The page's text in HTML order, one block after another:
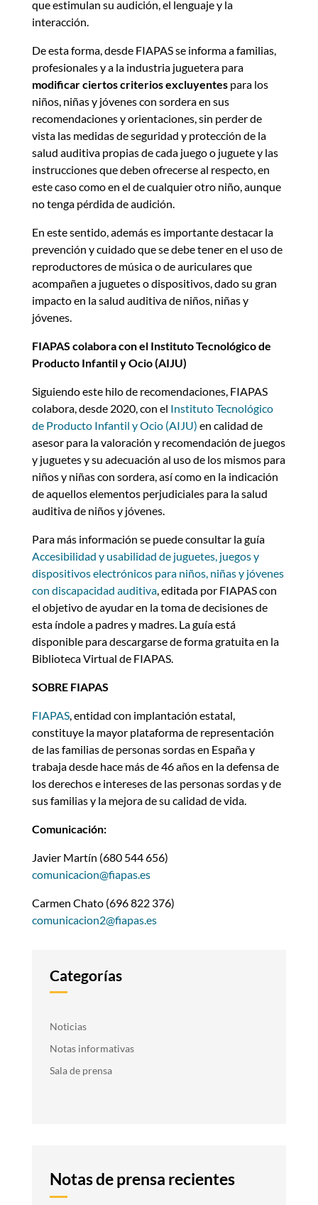
que estimulan su audición, el lenguaje y la
interacción.
De esta forma, desde FIAPAS se informa a familias,
profesionales y a la industria juguetera para
modificar ciertos criterios excluyentespara los
niños, niñas y jóvenes con sordera en sus
recomendaciones y orientaciones, sin perder de
vista las medidas de seguridad y protección de la
salud auditiva propias de cada juego o juguete y las
instrucciones que deben ofrecerse al respecto, en
este caso como en el de cualquier otro niño, aunque
no tenga pérdida de audición.
En este sentido, además es importante destacar la
prevención y cuidado que se debe tener en el uso de
reproductores de música o de auriculares que
acompañen a juguetes o dispositivos, dado su gran
impacto en la salud auditiva de niños, niñas y
jóvenes.
FIAPAS colabora con el Instituto Tecnológico de
Producto Infantil y Ocio (AIJU)
Siguiendo este hilo de recomendaciones, FIAPAS
colabora, desde 2020, con el Instituto Tecnológico
de Producto Infantil y Ocio (AIJU) en calidad de
asesor para la valoración y recomendación de juegos
y juguetes y su adecuación al uso de los mismos para
niños y niñas con sordera, así como en la indicación
de aquellos elementos perjudiciales para la salud
auditiva de niños y jóvenes.
Para más información se puede consultar la guía
Accesibilidad y usabilidad de juguetes, juegos y
dispositivos electrónicos para niños, niñas y jóvenes
con discapacidad auditiva, editada por FIAPAS con
el objetivo de ayudar en la toma de decisiones de
esta índole a padres y madres. La guía está
disponible para descargarse de forma gratuita en la
Biblioteca Virtual de FIAPAS.
SOBRE FIAPAS
FIAPAS, entidad con implantación estatal,
constituye la mayor plataforma de representación
de las familias de personas sordas en España y
trabaja desde hace más de 46 años en la defensa de
los derechos e intereses de las personas sordas y de
sus familias y la mejora de su calidad de vida.
Comunicación:
Javier Martín (680 544 656)
comunicacion@fiapas.es
Carmen Chato (696 822 376)
comunicacion2@fiapas.es
Categorías
Noticias
Notas informativas
Sala de prensa
Notas de prensa recientes